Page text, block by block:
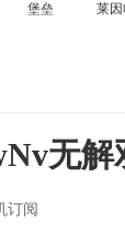
堡垒
莱
无解
订阅